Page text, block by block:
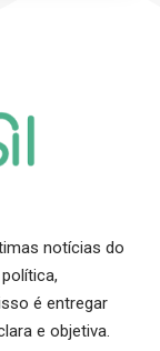
notícias do
é entregar
e objetiva.